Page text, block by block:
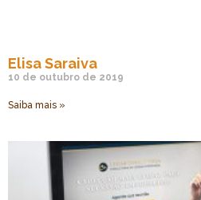
Elisa Saraiva
10 de outubro de 2019
Saiba mais »